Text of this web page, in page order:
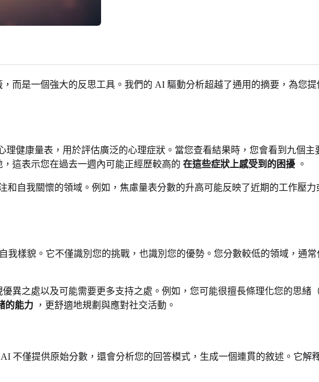
而是一個強大的反思工具。我們的 AI 驅動分析超越了通用的摘要，為您
理健康量表，用於評估廣泛的心理症狀。當您查看結果時，您會看到九個
這表示您在過去一週內可能正經歷較高的 在這些症狀上感受到的困擾 。
和自我關懷的領域。例如，焦慮量表分數的升高可能反映了近期的工作壓
樣貌。它不僅識別您的挑戰，也識別您的優勢。您分數較低的領域，通
異之處以及可能需要更多支持之處。例如，您可能很擅長條理化您的思緒
的能力 ，更舒適地規劃與應對社交活動。
AI 不僅提供原始分數，還會分析您的回答模式，生成一個連貫的敘述。它